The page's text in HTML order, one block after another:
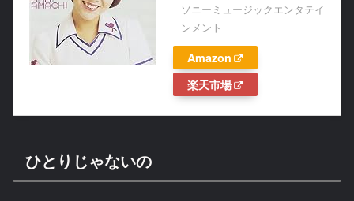
ソニーミュージックエンタテイ
ンメント
Amazon
楽天市場
ひとりじゃないの